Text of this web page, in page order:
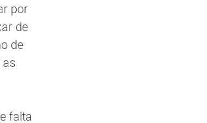
por
de
de
falta